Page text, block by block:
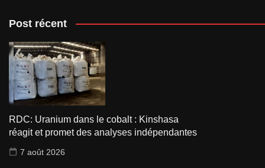
Post récent
RDC: Uranium dans le cobalt : Kinshasa
réagit et promet des analyses indépendantes
7 août 2026